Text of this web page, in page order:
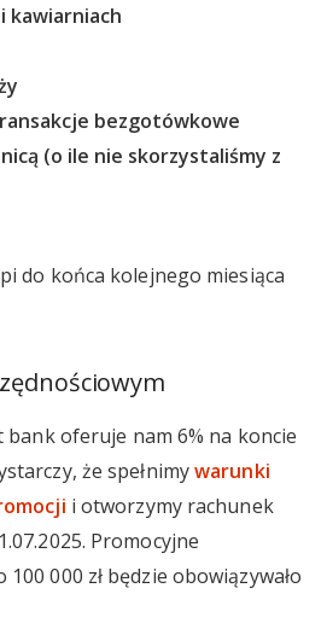
kawiarniach
bezgotówkowe
(o ile nie skorzystaliśmy z
do końca kolejnego miesiąca
oferuje nam 6% na koncie
że spełnimywarunki
i otworzymy rachunek
Promocyjne
000 zł będzie obowiązywało